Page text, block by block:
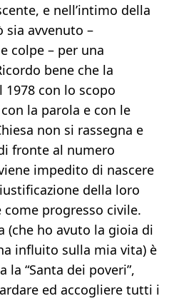
e nell’intimo della
sia avvenuto –
colpe – per una
bene che la
con lo scopo
la parola e con le
non si rassegna e
fronte al numero
impedito di nascere
della loro
progresso civile.
(che ho avuto la gioia di
influito sulla mia vita) è
“Santa dei poveri”,
ed accogliere tutti i